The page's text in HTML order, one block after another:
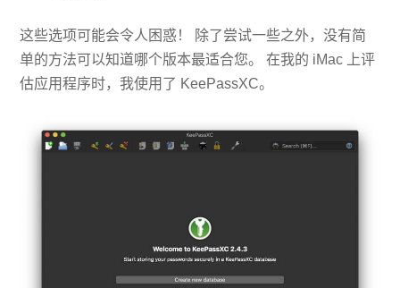
这些选项可能会令人困惑！ 除了尝试一些之外，没有简
单的方法可以知道哪个版本最适合您。 在我的 iMac 上评
估应用程序时，我使用了 KeePassXC。